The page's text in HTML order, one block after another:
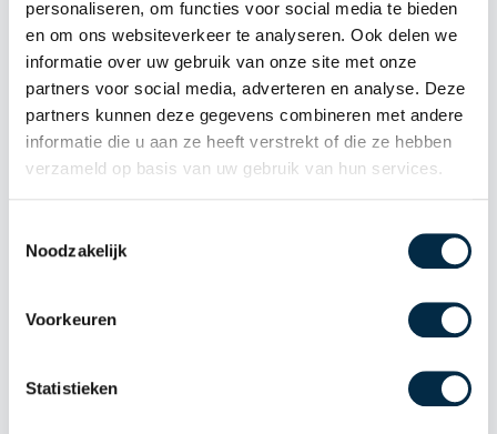
personaliseren, om functies voor social media te bieden
en om ons websiteverkeer te analyseren. Ook delen we
informatie over uw gebruik van onze site met onze
partners voor social media, adverteren en analyse. Deze
partners kunnen deze gegevens combineren met andere
informatie die u aan ze heeft verstrekt of die ze hebben
verzameld op basis van uw gebruik van hun services.
Noodzakelijk
Voorkeuren
Statistieken
Bekijk ook onze kopieermachines